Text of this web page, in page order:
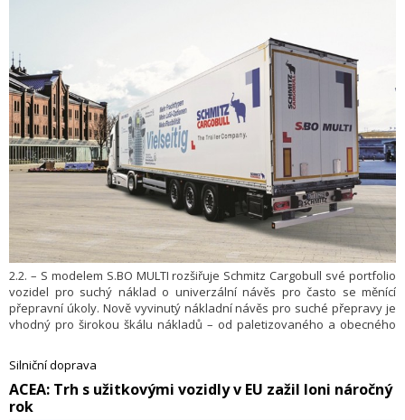
2.2. – S modelem S.BO MULTI rozšiřuje Schmitz Cargobull své portfolio
vozidel pro suchý náklad o univerzální návěs pro často se měnící
přepravní úkoly. Nově vyvinutý nákladní návěs pro suché přepravy je
vhodný pro širokou škálu nákladů – od paletizovaného a obecného
zboží. To činí S.BO MULTI zvláště vhodným pro použití v logistických
centrech, výrobních závodech a průmyslových aplikacích
s proměnlivými požadavky na zatížení a zabezpečení nákladu.
Silniční doprava
​ACEA: Trh s užitkovými vozidly v EU zažil loni náročný
rok